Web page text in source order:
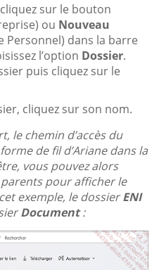
sur le bouton
ou Nouveau
Personnel) dans la barre
l’option Dossier.
puis cliquez sur le
cliquez sur son nom.
le chemin d’accès du
de fil d’Ariane dans la
vous pouvez alors
pour afficher le
exemple, le dossierENI
Document: